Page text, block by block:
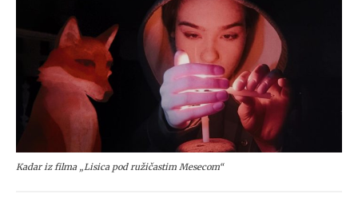
Kadar iz filma „Lisica pod ružičastim Mesecom“